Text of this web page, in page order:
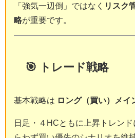
「強気一辺倒」ではなく リスク
略が重要です。
🎯 トレード戦略
基本戦略は ロング（買い）メイ
日足・４HCともに上昇トレン